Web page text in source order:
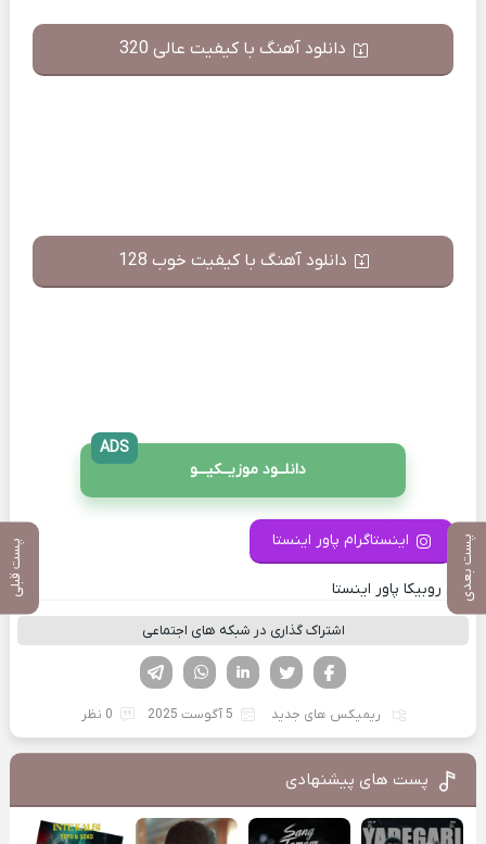
پست بعدی پست قبلی
دانلود آهنگ با کیفیت عالی 320
دانلود آهنگ با کیفیت خوب 128
دانلــود موزیــکیـــو
ADS
اینستاگرام پاور اینستا
کانال روبیکا پاور اینستا
اشتراک گذاری در شبکه های اجتماعی
لینکدین تویتر
فیسوک
ریمیکس های جدید 5 آگوست 2025 0 نظر
پست های پیشنهادی